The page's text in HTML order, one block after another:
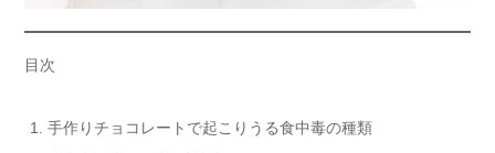
目次
手作りチョコレートで起こりうる食中毒の種類